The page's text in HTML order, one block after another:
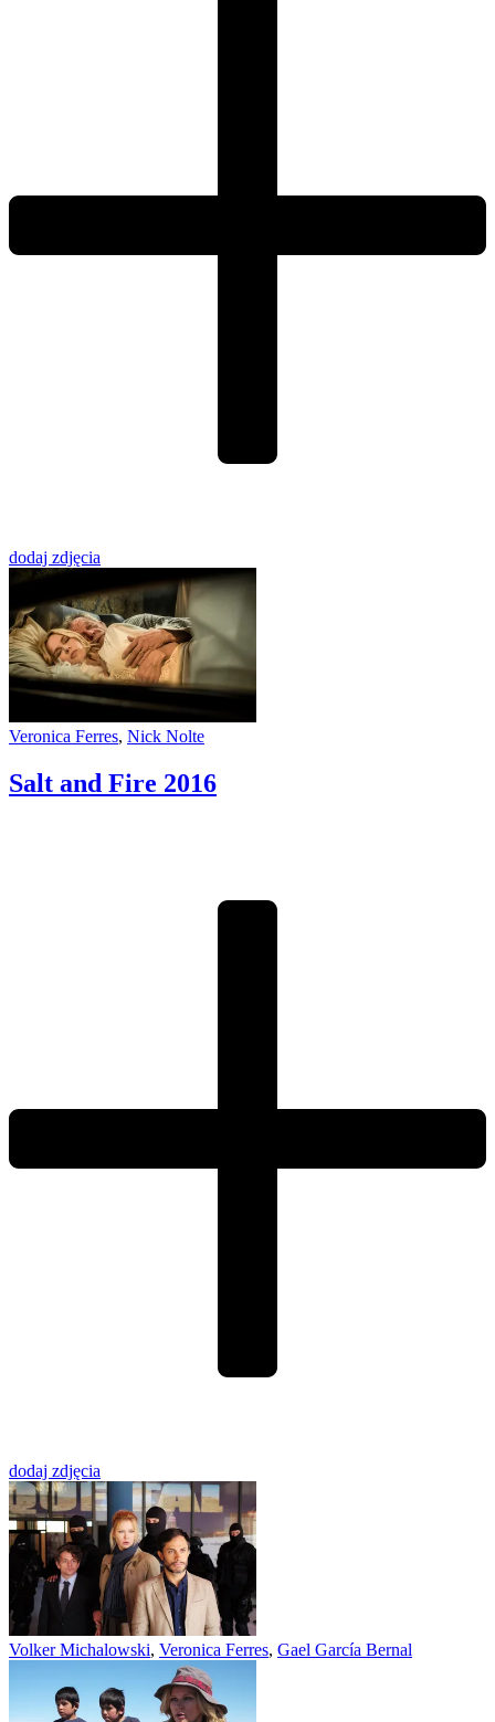
dodaj zdjęcia
Veronica Ferres, Nick Nolte
Salt and Fire 2016
dodaj zdjęcia
Volker Michalowski, Veronica Ferres, Gael García Bernal